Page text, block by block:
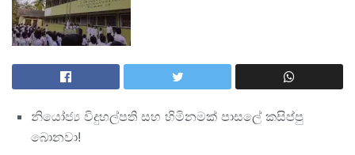
නියෝජ්‍ය විදුහල්පති සහ හිමිනමක් පාසලේ කසිප්පු
බොනවා!